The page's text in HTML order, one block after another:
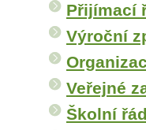
Přijímací
Výroční
Veřejné
Školní